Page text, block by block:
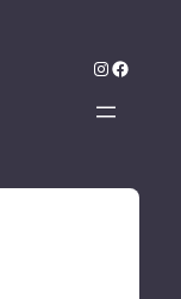
Instagram